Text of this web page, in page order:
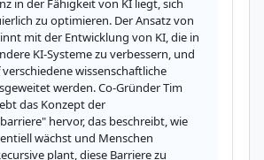
in der Fähigkeit von KI liegt, sich
zu optimieren. Der Ansatz von
mit der Entwicklung von KI, die in
KI-Systeme zu verbessern, und
wissenschaftliche
werden. Co-Gründer Tim
das Konzept der
hervor, das beschreibt, wie
wächst und Menschen
plant, diese Barriere zu